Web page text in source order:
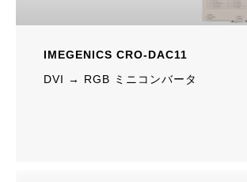
IMEGENICS CRO-DAC11
DVI → RGB ミニコンバータ